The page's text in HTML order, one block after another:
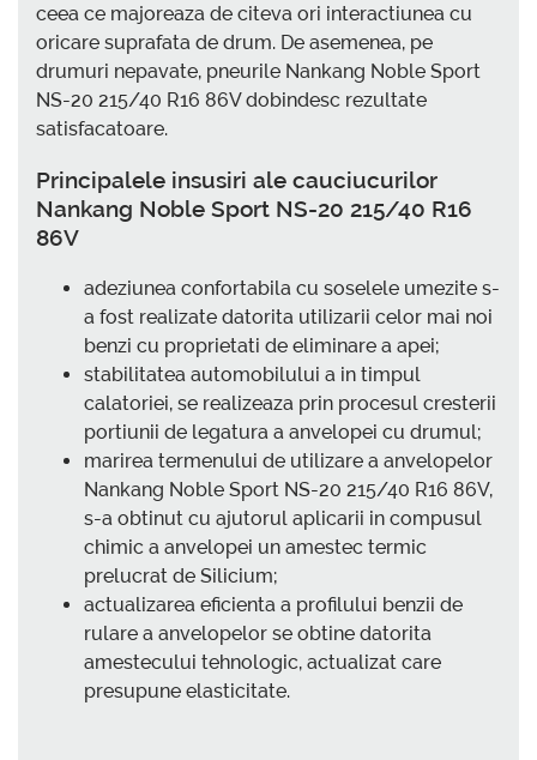
ceea ce majoreaza de citeva ori interactiunea cu
oricare suprafata de drum. De asemenea, pe
drumuri nepavate, pneurile Nankang Noble Sport
NS-20 215/40 R16 86V dobindesc rezultate
satisfacatoare.
Principalele insusiri ale cauciucurilor
Nankang Noble Sport NS-20 215/40 R16
86V
adeziunea confortabila cu soselele umezite s-
a fost realizate datorita utilizarii celor mai noi
benzi cu proprietati de eliminare a apei;
stabilitatea automobilului a in timpul
calatoriei, se realizeaza prin procesul cresterii
portiunii de legatura a anvelopei cu drumul;
marirea termenului de utilizare a anvelopelor
Nankang Noble Sport NS-20 215/40 R16 86V,
s-a obtinut cu ajutorul aplicarii in compusul
chimic a anvelopei un amestec termic
prelucrat de Silicium;
actualizarea eficienta a profilului benzii de
rulare a anvelopelor se obtine datorita
amestecului tehnologic, actualizat care
presupune elasticitate.